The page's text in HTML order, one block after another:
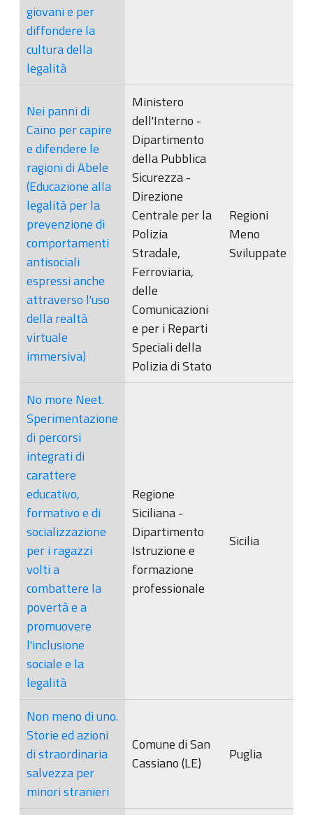
giovani e per
diffondere la
cultura della
legalità
Nei panni di
Caino per capire
e difendere le
ragioni di Abele
(Educazione alla
legalità per la
prevenzione di
comportamenti
antisociali
espressi anche
attraverso l'uso
della realtà
virtuale
immersiva)
Ministero
dell'Interno -
Dipartimento
della Pubblica
Sicurezza -
Direzione
Centrale per la
Polizia
Stradale,
Ferroviaria,
delle
Comunicazioni
e per i Reparti
Speciali della
Polizia di Stato
Regioni
Meno
Sviluppate
No more Neet.
Sperimentazione
di percorsi
integrati di
carattere
educativo,
formativo e di
socializzazione
per i ragazzi
volti a
combattere la
povertà e a
promuovere
l'inclusione
sociale e la
legalità
Regione
Siciliana -
Dipartimento
Istruzione e
formazione
professionale
Sicilia
Non meno di uno.
Storie ed azioni
di straordinaria
salvezza per
minori stranieri
Comune di San
Cassiano (LE)
Puglia